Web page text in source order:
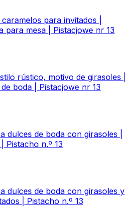
para invitados |
para mesa | Pistacjowe nr 13
rústico, motivo de girasoles |
boda | Pistacjowe nr 13
dulces de boda con girasoles |
Pistacho n.º 13
dulces de boda con girasoles y
| Pistacho n.º 13